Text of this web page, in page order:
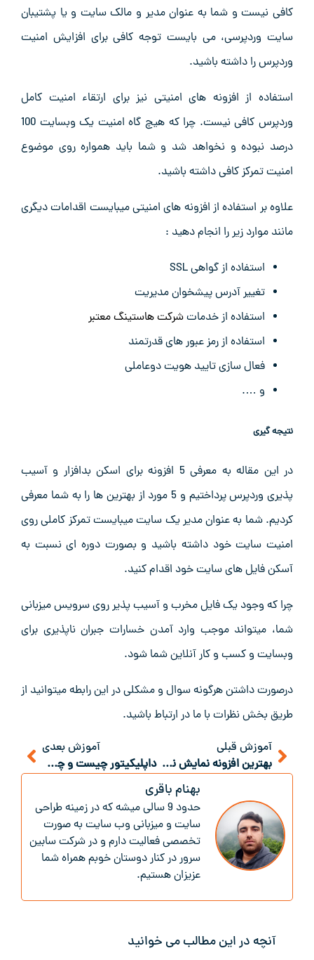
کافی نیست و شما به عنوان مدیر و مالک سایت و یا پشتیبان
سایت وردپرسی، می بایست توجه کافی برای افزایش امنیت
وردپرس را داشته باشید.
استفاده از افزونه های امنیتی نیز برای ارتقاء امنیت کامل
وردپرس کافی نیست. چرا که هیچ گاه امنیت یک وبسایت 100
درصد نبوده و نخواهد شد و شما باید همواره روی موضوع
امنیت تمرکز کافی داشته باشید.
علاوه بر استفاده از افزونه های امنیتی میبایست اقدامات دیگری
مانند موارد زیر را انجام دهید :
استفاده از گواهی SSL
تغییر آدرس پیشخوان مدیریت
استفاده از خدماتشرکت هاستینگ معتبر
استفاده از رمز عبور های قدرتمند
فعال سازی تایید هویت دوعاملی
و ….
نتیجه گیری
در این مقاله به معرفی 5 افزونه برای اسکن بدافزار و آسیب
پذیری وردپرس پرداختیم و 5 مورد از بهترین ها را به شما معرفی
کردیم. شما به عنوان مدیر یک سایت میبایست تمرکز کاملی روی
امنیت سایت خود داشته باشید و بصورت دوره ای نسبت به
آسکن فایل های سایت خود اقدام کنید.
چرا که وجود یک فایل مخرب و آسیب پذیر روی سرویس میزبانی
شما، میتواند موجب وارد آمدن خسارات جبران ناپذیری برای
وبسایت و کسب و کار آنلاین شما شود.
درصورت داشتن هرگونه سوال و مشکلی در این رابطه میتوانید از
طریق بخش نظرات با ما در ارتباط باشید.
آموزش قبلی
بهترین افزونه نمایش نمونه کار در وردپرس
آموزش بعدی
داپلیکیتور چیست و چه کاربردی دارد ؟
بهنام باقری
حدود 9 سالی میشه که در زمینه طراحی
سایت و میزبانی وب سایت به صورت
تخصصی فعالیت دارم و در شرکت سابین
سرور در کنار دوستان خوبم همراه شما
عزیزان هستیم.
آنچه در این مطالب می خوانید